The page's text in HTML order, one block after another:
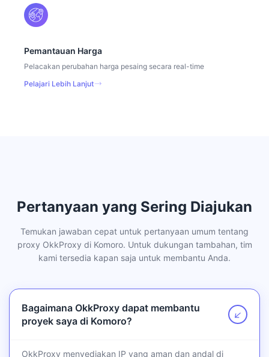
Pemantauan Harga
Pelacakan perubahan harga pesaing secara real-time
Pelajari Lebih Lanjut
Pertanyaan yang Sering Diajukan
Temukan jawaban cepat untuk pertanyaan umum tentang
proxy OkkProxy di Komoro. Untuk dukungan tambahan, tim
kami tersedia kapan saja untuk membantu Anda.
Bagaimana OkkProxy dapat membantu
proyek saya di Komoro?
↗
OkkProxy menyediakan IP yang aman dan andal di